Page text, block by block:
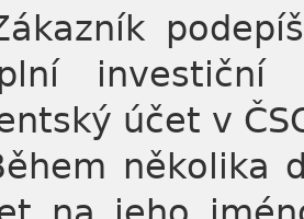
investiční
účet v
několika